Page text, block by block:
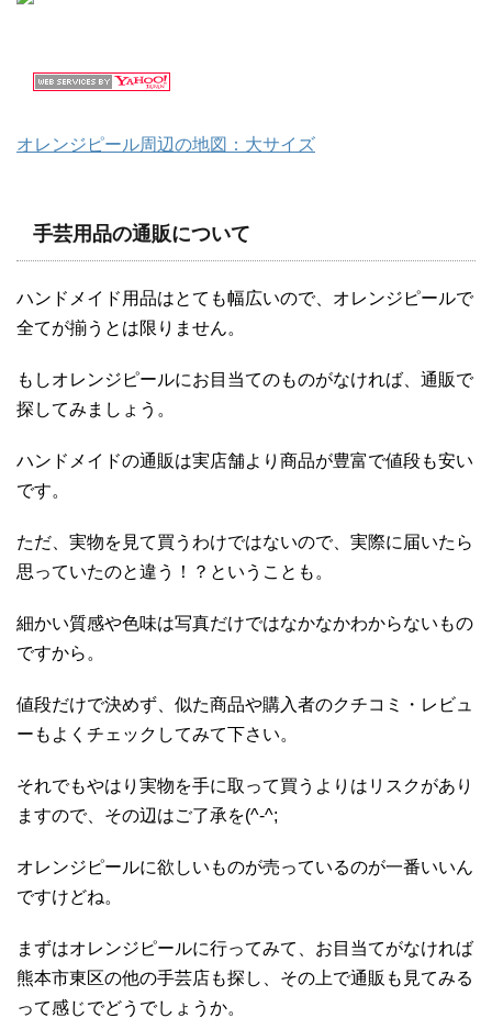
オレンジピール周辺の地図：大サイズ
手芸用品の通販について
ハンドメイド用品はとても幅広いので、オレンジピールで
全てが揃うとは限りません。
もしオレンジピールにお目当てのものがなければ、通販で
探してみましょう。
ハンドメイドの通販は実店舗より商品が豊富で値段も安い
です。
ただ、実物を見て買うわけではないので、実際に届いたら
思っていたのと違う！？ということも。
細かい質感や色味は写真だけではなかなかわからないもの
ですから。
値段だけで決めず、似た商品や購入者のクチコミ・レビュ
ーもよくチェックしてみて下さい。
それでもやはり実物を手に取って買うよりはリスクがあり
ますので、その辺はご了承を(^-^;
オレンジピールに欲しいものが売っているのが一番いいん
ですけどね。
まずはオレンジピールに行ってみて、お目当てがなければ
熊本市東区の他の手芸店も探し、その上で通販も見てみる
って感じでどうでしょうか。